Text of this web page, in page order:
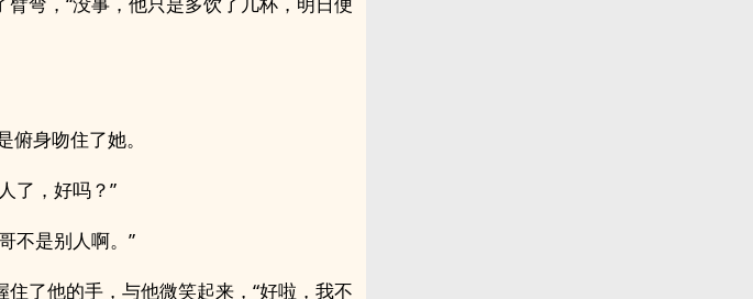
身吻住了她。
了，好吗？”
不是别人啊。”
了他的手，与他微笑起来，“好啦，我不